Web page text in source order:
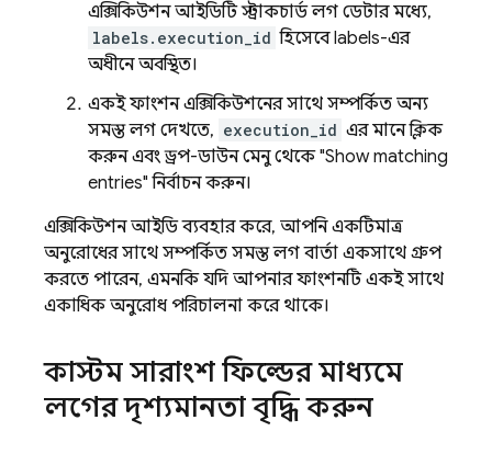
এক্সিকিউশন আইডিটি স্ট্রাকচার্ড লগ ডেটার মধ্যে,
labels.execution_id হিসেবে labels-এর
অধীনে অবস্থিত।
একই ফাংশন এক্সিকিউশনের সাথে সম্পর্কিত অন্য
সমস্ত লগ দেখতে, execution_id এর মানে ক্লিক
করুন এবং ড্রপ-ডাউন মেনু থেকে "Show matching
entries" নির্বাচন করুন।
এক্সিকিউশন আইডি ব্যবহার করে, আপনি একটিমাত্র
অনুরোধের সাথে সম্পর্কিত সমস্ত লগ বার্তা একসাথে গ্রুপ
করতে পারেন, এমনকি যদি আপনার ফাংশনটি একই সাথে
একাধিক অনুরোধ পরিচালনা করে থাকে।
কাস্টম সারাংশ ফিল্ডের মাধ্যমে
লগের দৃশ্যমানতা বৃদ্ধি করুন